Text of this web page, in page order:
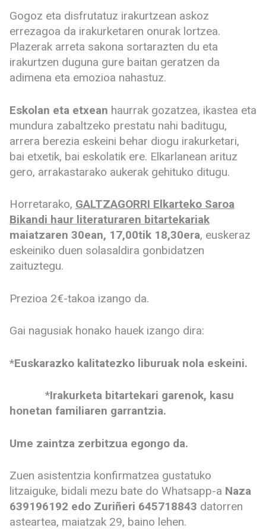
Gogoz eta disfrutatuz irakurtzean askoz
errezagoa da irakurketaren onurak lortzea.
Plazerak arreta sakona sortarazten du eta
irakurtzen duguna gure baitan geratzen da
adimena eta emozioa nahastuz.
Eskolan eta etxean haurrak gozatzea, ikastea eta
mundura zabaltzeko prestatu nahi baditugu,
arrera berezia eskeini behar diogu irakurketari,
bai etxetik, bai eskolatik ere. Elkarlanean arituz
gero, arrakastarako aukerak gehituko ditugu.
Horretarako, GALTZAGORRI Elkarteko Saroa
Bikandi haur literaturaren bitartekariak
maiatzaren 30ean, 17,00tik 18,30era, euskeraz
eskeiniko duen solasaldira gonbidatzen
zaituztegu.
Prezioa 2€-takoa izango da.
Gai nagusiak honako hauek izango dira:
*Euskarazko kalitatezko liburuak nola eskeini.
*Irakurketa bitartekari garenok, kasu
honetan familiaren garrantzia.
Ume zaintza zerbitzua egongo da.
Zuen asistentzia konfirmatzea gustatuko
litzaiguke, bidali mezu bate do Whatsapp-a Naza
639196192 edo Zuriñeri 645718843 datorren
asteartea, maiatzak 29, baino lehen.